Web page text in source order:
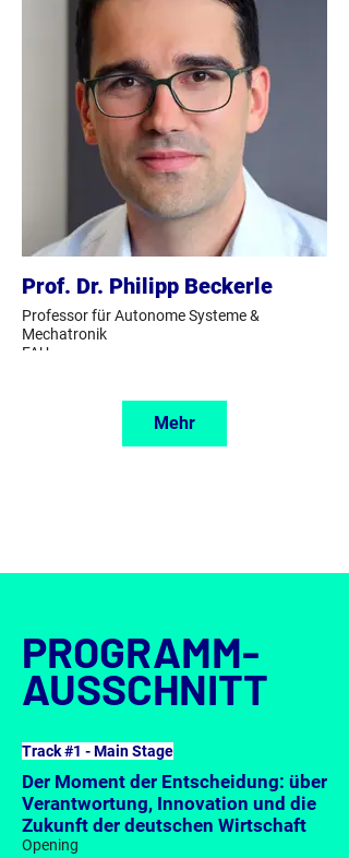
Prof. Dr. Philipp Beckerle
Professor für Autonome Systeme &
Mechatronik
FAU
Dr. Roland Busch
Präsident und CEO
Siemens
Mehr
PROGRAMM-
AUSSCHNITT
Track #1 - Main Stage
Der Moment der Entscheidung: über
Verantwortung, Innovation und die
Zukunft der deutschen Wirtschaft
Opening